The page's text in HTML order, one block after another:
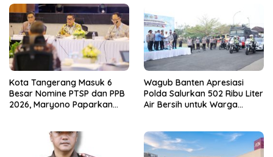
Kota Tangerang Masuk 6
Besar Nomine PTSP dan PPB
2026, Maryono Paparkan
Wagub Banten Apresiasi
Polda Salurkan 502 Ribu Liter
Air Bersih untuk Warga